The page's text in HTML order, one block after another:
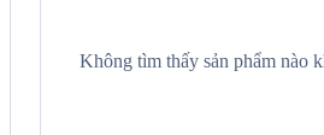
Không tìm thấy sản phẩm nào